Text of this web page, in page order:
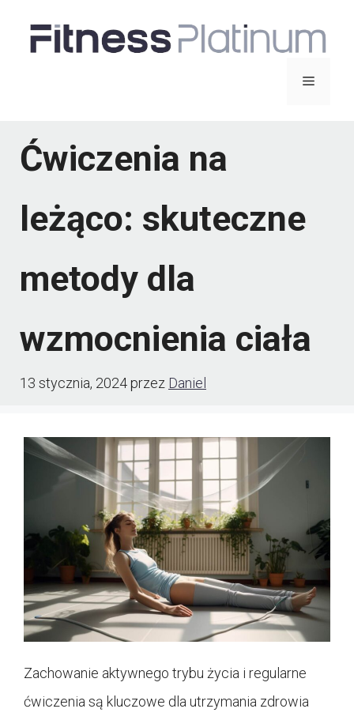
Menu
Ćwiczenia na
leżąco: skuteczne
metody dla
wzmocnienia ciała
13 stycznia, 2024przez Daniel
Zachowanie aktywnego trybu życia i regularne
ćwiczenia są kluczowe dla utrzymania zdrowia